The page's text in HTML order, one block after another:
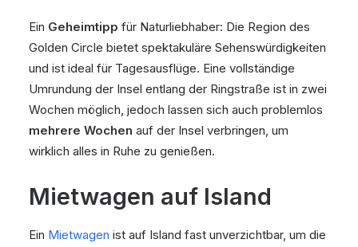
Ein Geheimtipp für Naturliebhaber: Die Region des
Golden Circle bietet spektakuläre Sehenswürdigkeiten
und ist ideal für Tagesausflüge. Eine vollständige
Umrundung der Insel entlang der Ringstraße ist in zwei
Wochen möglich, jedoch lassen sich auch problemlos
mehrere Wochen auf der Insel verbringen, um
wirklich alles in Ruhe zu genießen.
Mietwagen auf Island
Ein Mietwagen ist auf Island fast unverzichtbar, um die